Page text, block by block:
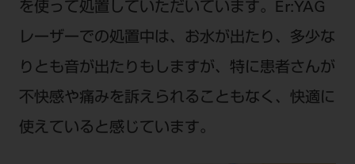
を使って処置していただいています。Er:YAG
レーザーでの処置中は、お水が出たり、多少な
りとも音が出たりもしますが、特に患者さんが
不快感や痛みを訴えられることもなく、快適に
使えていると感じています。